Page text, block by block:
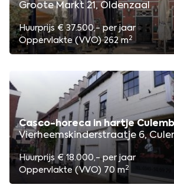
Groote Markt 21, Oldenzaal
Huurprijs € 37.500,- per jaar
Oppervlakte (VVO) 262 m2
Casco-horeca in hartje
Vierheemskinderstraatje 6,
Huurprijs € 18.000,- per jaar
Oppervlakte (VVO) 70 m 2